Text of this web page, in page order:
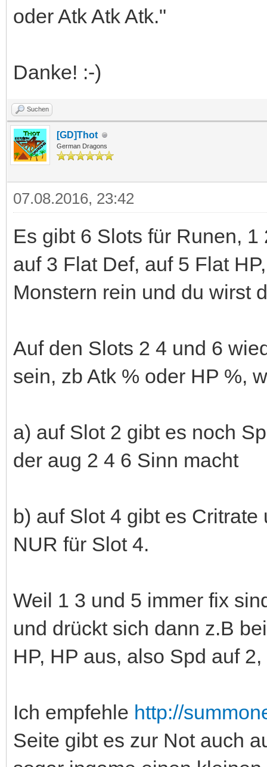
oder Atk Atk Atk."
Danke! :-)
Suchen
[GD]Thot
German Dragons
07.08.2016, 23:42
Es gibt 6 Slots für Runen,
auf 3 Flat Def, auf 5 Flat
Monstern rein und du wirst
Auf den Slots 2 4 und 6
sein, zb Atk % oder HP %,
a) auf Slot 2 gibt es noch
der aug 2 4 6 Sinn macht
b) auf Slot 4 gibt es
NUR für Slot 4.
Weil 1 3 und 5 immer fix
und drückt sich dann z.B
HP, HP aus, also Spd auf
Ich empfehle http://
Seite gibt es zur Not auch